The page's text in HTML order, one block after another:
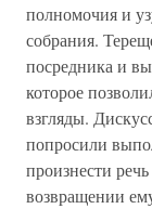
полномочия и
собрания.
посредника и
которое
взгляды.
попросили
произнести
возвращении